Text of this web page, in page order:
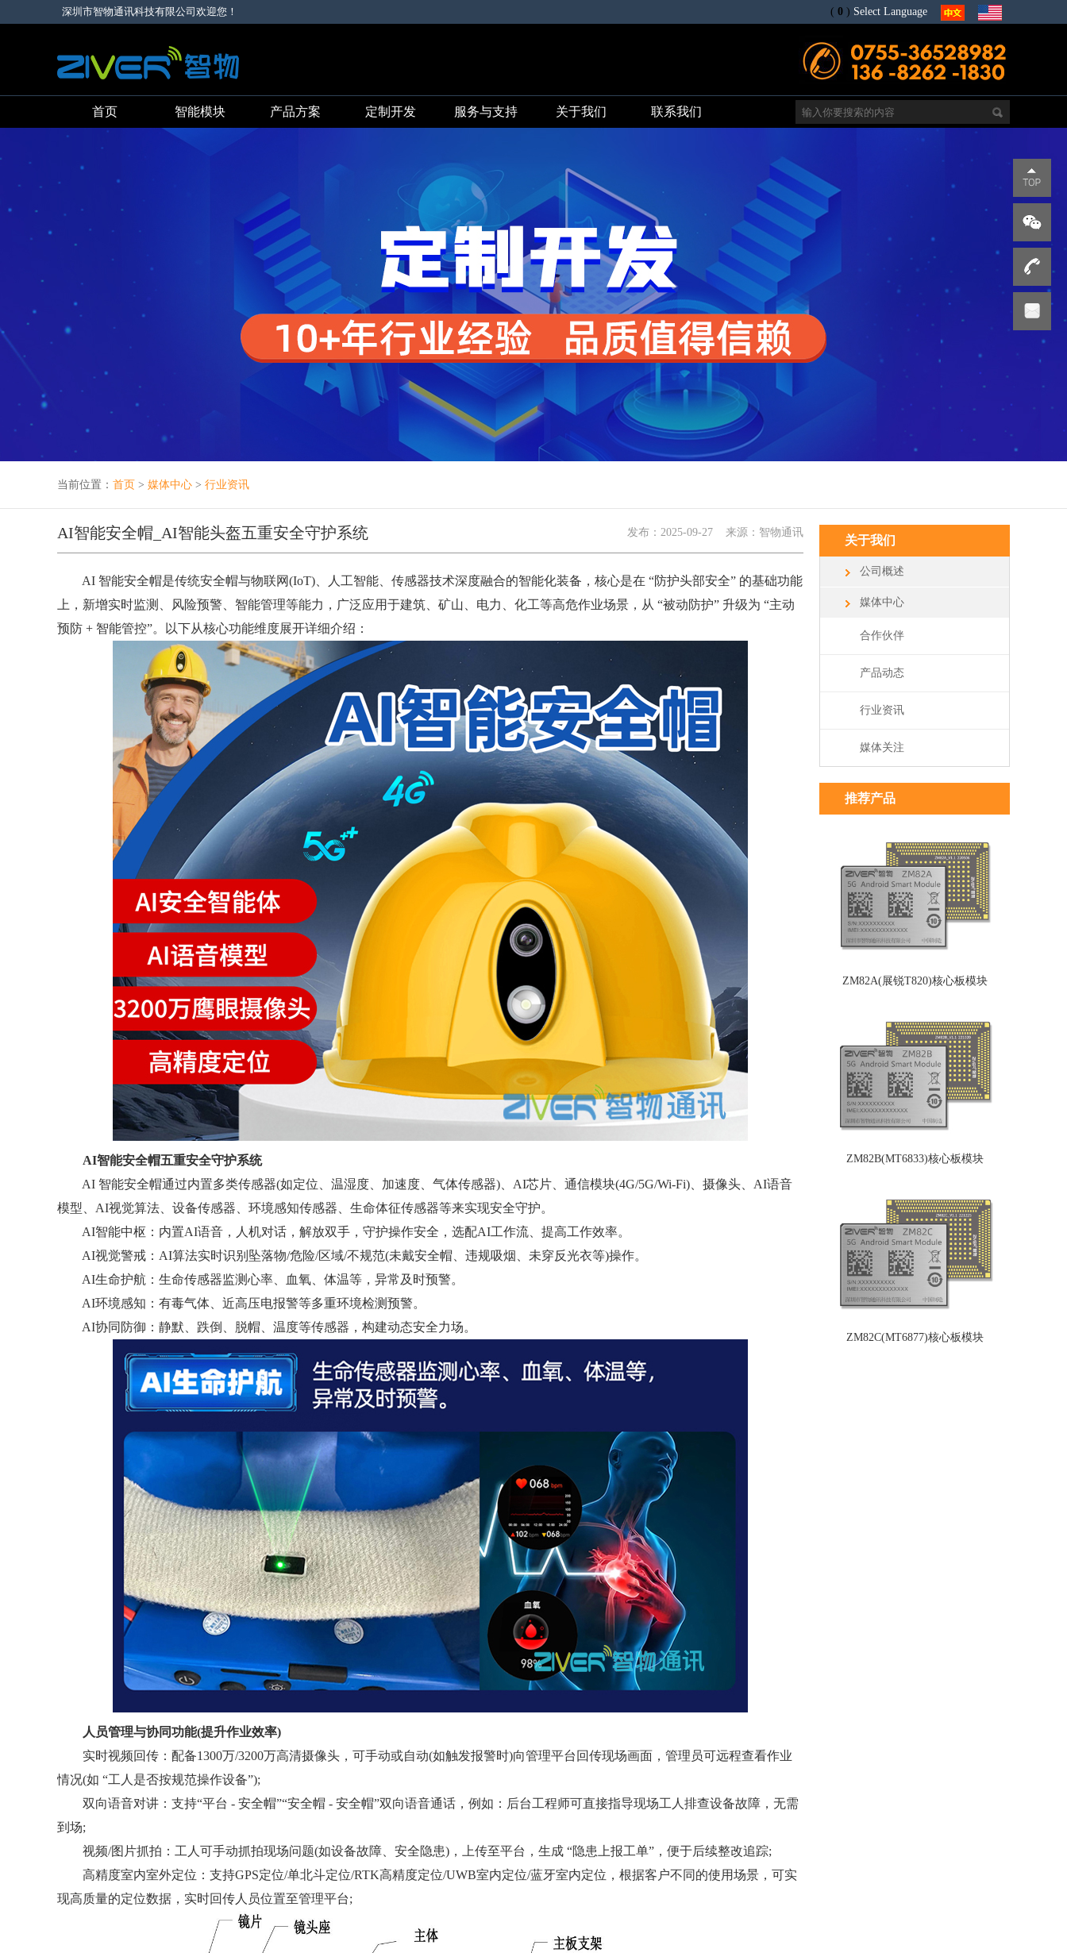
深圳市智物通讯科技有限公司欢迎您！ ( 0 ) Select Language
首页 智能模块 产品方案 定制开发 服务与支持 关于我们 联系我们
当前位置： 首页 > 媒体中心 > 行业资讯
AI智能安全帽_AI智能头盔五重安全守护系统 发布： 2025-09-27 来源：智物通讯
AI 智能安全帽是传统安全帽与物联网(IoT)、人工智能、传感器技术深度融合的智能化装备，核心是在 “防护头部安全” 的基础功能
上，新增实时监测、风险预警、智能管理等能力，广泛应用于建筑、矿山、电力、化工等高危作业场景，从 “被动防护” 升级为 “主动
预防 + 智能管控”。以下从核心功能维度展开详细介绍：
AI智能安全帽五重安全守护系统
AI 智能安全帽通过内置多类传感器(如定位、温湿度、加速度、气体传感器)、AI芯片、通信模块(4G/5G/Wi-Fi)、摄像头、AI语音
模型、AI视觉算法、设备传感器、环境感知传感器、生命体征传感器等来实现安全守护。
AI智能中枢：内置AI语音，人机对话，解放双手，守护操作安全，选配AI工作流、提高工作效率。
AI视觉警戒：AI算法实时识别坠落物/危险/区域/不规范(未戴安全帽、违规吸烟、未穿反光衣等)操作。
AI生命护航：生命传感器监测心率、血氧、体温等，异常及时预警。
AI环境感知：有毒气体、近高压电报警等多重环境检测预警。
AI协同防御：静默、跌倒、脱帽、温度等传感器，构建动态安全力场。
人员管理与协同功能(提升作业效率)
实时视频回传：配备1300万/3200万高清摄像头，可手动或自动(如触发报警时)向管理平台回传现场画面，管理员可远程查看作业
情况(如 “工人是否按规范操作设备”);
双向语音对讲：支持“平台 - 安全帽”“安全帽 - 安全帽”双向语音通话，例如：后台工程师可直接指导现场工人排查设备故障，无需
到场;
视频/图片抓拍：工人可手动抓拍现场问题(如设备故障、安全隐患)，上传至平台，生成 “隐患上报工单”，便于后续整改追踪;
高精度室内室外定位：支持GPS定位/单北斗定位/RTK高精度定位/UWB室内定位/蓝牙室内定位，根据客户不同的使用场景，可实
现高质量的定位数据，实时回传人员位置至管理平台;
关于我们
公司概述
媒体中心
合作伙伴
产品动态
行业资讯
媒体关注
推荐产品
ZM82A(展锐T820)核心板模块
ZM82B(MT6833)核心板模块
ZM82C(MT6877)核心板模块